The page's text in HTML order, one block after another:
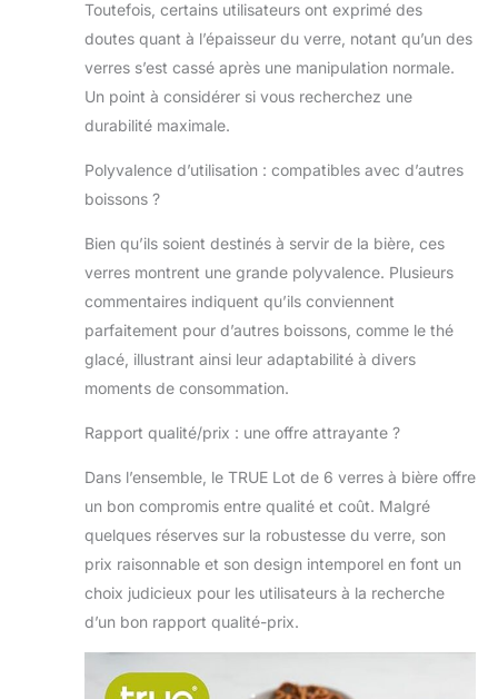
sensation solide
dans la main,
tandis que le verre
transparent
montre la teinte
plein de verres à
domicile. Grands
verres pour bière,
margaritas, et plus
encore – En plus
de votre IPA
brumeuse
boire sont parfaits
margaritas, les
juleps à la
glacé et toute
boisson froide.
Réfrigérez au
congélateur pour
froides. Ensemble
Toutefois, certains utilisateurs ont exprimé des
doutes quant à l’épaisseur du verre, notant qu’un des
verres s’est cassé après une manipulation normale.
Un point à considérer si vous recherchez une
durabilité maximale.
Polyvalence d’utilisation : compatibles avec d’autres
boissons ?
Bien qu’ils soient destinés à servir de la bière, ces
verres montrent une grande polyvalence. Plusieurs
commentaires indiquent qu’ils conviennent
parfaitement pour d’autres boissons, comme le thé
glacé, illustrant ainsi leur adaptabilité à divers
moments de consommation.
Rapport qualité/prix : une offre attrayante ?
Dans l’ensemble, le TRUE Lot de 6 verres à bière offre
un bon compromis entre qualité et coût. Malgré
quelques réserves sur la robustesse du verre, son
prix raisonnable et son design intemporel en font un
choix judicieux pour les utilisateurs à la recherche
d’un bon rapport qualité-prix.